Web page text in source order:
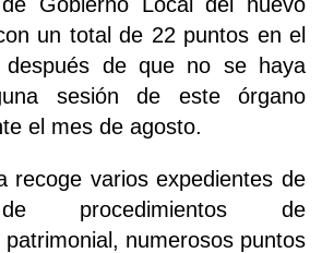
un total de 22 puntos en el
de que no se haya
sesión de este órgano
el mes de agosto.
recoge varios expedientes de
procedimientos de
patrimonial, numerosos puntos